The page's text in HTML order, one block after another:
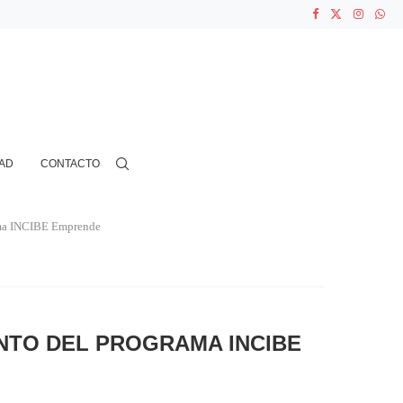
CONTACTO
INCIBE Emprende
DEL PROGRAMA INCIBE